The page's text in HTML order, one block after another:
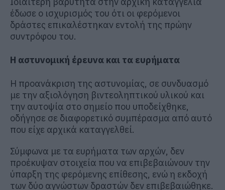
έδωσε ο ισχυρισμός του ότι οι φερόμενοι
δράστες επικαλέστηκαν εντολή της πρώην
συντρόφου του.
Η αστυνομική έρευνα και τα ευρήματα
Η προανάκριση της αστυνομίας, σε συνδυασμό
με την αξιολόγηση βιντεοληπτικού υλικού και
την αυτοψία στο σημείο που υποδείχθηκε,
οδήγησε σε διαφορετικό συμπέρασμα από αυτό
που είχε αρχικά καταγγελθεί.
Σύμφωνα με τα ευρήματα των αρχών, δεν
προέκυψαν στοιχεία που να επιβεβαιώνουν την
ύπαρξη της φερόμενης επίθεσης, ενώ η εκδοχή
των δύο αγνώστων δραστών δεν επιβεβαιώθηκε.